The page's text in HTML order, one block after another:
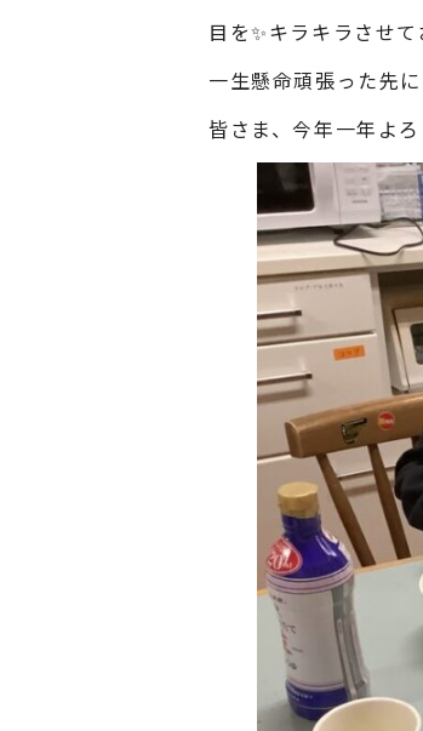
目を✨キラキラさせ
一生懸命頑張った先
皆さま、今年一年よ